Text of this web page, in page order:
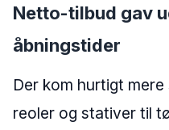
Netto-tilbud gav
åbningstider
Der kom hurtigt
reoler og stativer til